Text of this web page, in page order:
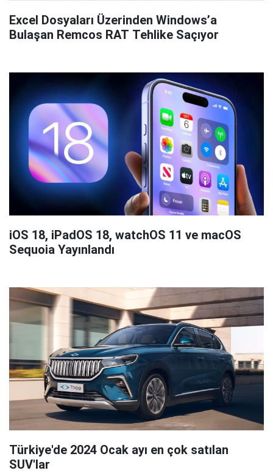
Excel Dosyaları Üzerinden Windows’a
Bulaşan Remcos RAT Tehlike Saçıyor
iOS 18, iPadOS 18, watchOS 11 ve macOS
Sequoia Yayınlandı
Türkiye'de 2024 Ocak ayı en çok satılan
SUV'lar